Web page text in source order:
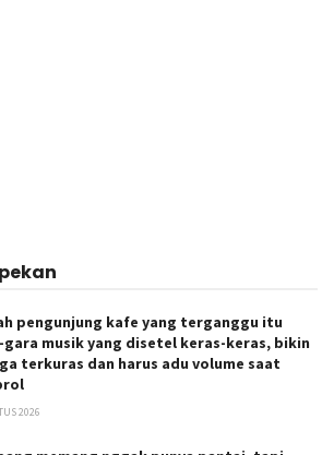
pengunjung kafe yang terganggu itu
gara musik yang disetel keras-keras, bikin
terkuras dan harus adu volume saat
2026